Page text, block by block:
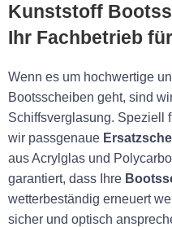
Kunststoff
Ihr Fachbetrieb
Wenn es um hochwertige
Bootsscheiben geht, sind
Schiffsverglasung. Speziell
wir passgenaue
aus Acrylglas und
garantiert, dass Ihre
wetterbeständig erneuert
sicher und optisch